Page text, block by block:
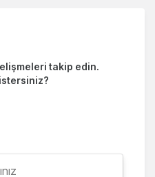
takip edin.